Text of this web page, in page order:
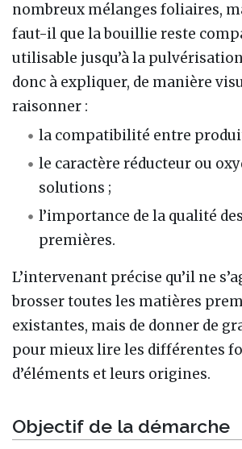
nombreux mélanges foliaires,
faut-il que la bouillie reste
utilisable jusqu’à la
donc à expliquer, de manière
raisonner :
la compatibilité entre
le caractère réducteur ou
solutions ;
l’importance de la qualité
premières.
L’intervenant précise qu’il ne
brosser toutes les matières
existantes, mais de donner de
pour mieux lire les différentes
d’éléments et leurs origines.
Objectif de la démarche